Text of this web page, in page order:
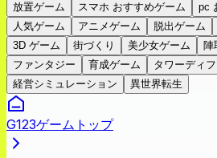
放置ゲーム
スマホ おすすめゲーム pc
人気ゲーム
アニメゲーム 脱出ゲーム
3D ゲーム
街づくり 美少女ゲーム 陣
ファンタジー
育成ゲーム
タワーディ
経営シミュレーション
異世界転生
G123ゲームトップ